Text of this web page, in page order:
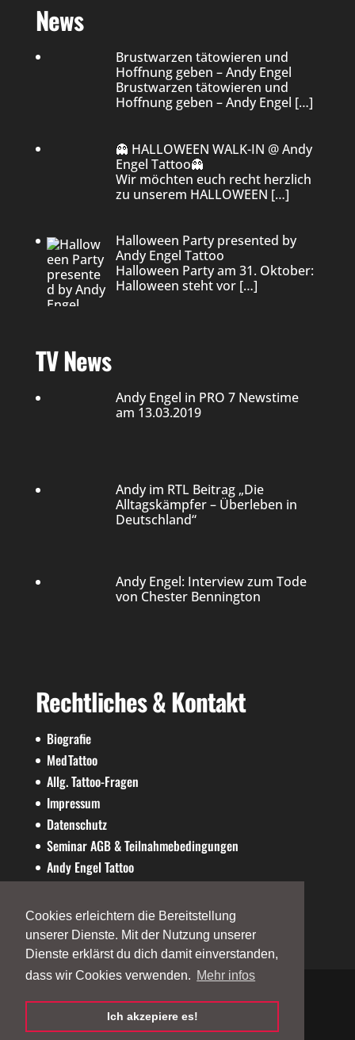
Cookies erleichtern die Bereitstellung
unserer Dienste. Mit der Nutzung unserer
Dienste erklärst du dich damit einverstanden,
dass wir Cookies verwenden. Mehr infos
Ich akzepiere es!
News
Brustwarzen tätowieren und
Hoffnung geben – Andy Engel
Brustwarzen tätowieren und
Hoffnung geben – Andy Engel […]
👻 HALLOWEEN WALK-IN @ Andy
Engel Tattoo👻
Wir möchten euch recht herzlich
zu unserem HALLOWEEN […]
Halloween Party presented by
Andy Engel Tattoo
Halloween Party am 31. Oktober:
Halloween steht vor […]
TV News
Andy Engel in PRO 7 Newstime
am 13.03.2019
Andy im RTL Beitrag „Die
Alltagskämpfer – Überleben in
Deutschland“
Andy Engel: Interview zum Tode
von Chester Bennington
Rechtliches & Kontakt
Biografie
MedTattoo
Allg. Tattoo-Fragen
Impressum
Datenschutz
Seminar AGB & Teilnahmebedingungen
Andy Engel Tattoo
andy-engel.com| Powered by